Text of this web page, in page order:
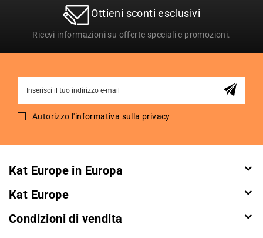
Ottieni sconti esclusivi
Ricevi informazioni su offerte speciali e promozioni.
for
Autorizzo l'informativa sulla privacy
Kat Europe in Europa
Kat Europe
Condizioni di vendita